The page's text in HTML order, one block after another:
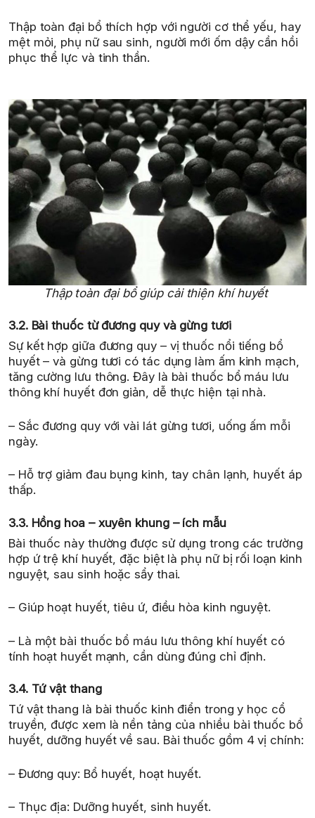
Thập toàn đại bổ thích hợp với người cơ thể yếu, hay
mệt mỏi, phụ nữ sau sinh, người mới ốm dậy cần hồi
phục thể lực và tinh thần.
Thập toàn đại bổ giúp cải thiện khí huyết
3.2. Bài thuốc từ đương quy và gừng tươi
Sự kết hợp giữa đương quy – vị thuốc nổi tiếng bổ
huyết – và gừng tươi có tác dụng làm ấm kinh mạch,
tăng cường lưu thông. Đây là bài thuốc bổ máu lưu
thông khí huyết đơn giản, dễ thực hiện tại nhà.
– Sắc đương quy với vài lát gừng tươi, uống ấm mỗi
ngày.
– Hỗ trợ giảm đau bụng kinh, tay chân lạnh, huyết áp
thấp.
3.3. Hồng hoa – xuyên khung – ích mẫu
Bài thuốc này thường được sử dụng trong các trường
hợp ứ trệ khí huyết, đặc biệt là phụ nữ bị rối loạn kinh
nguyệt, sau sinh hoặc sẩy thai.
– Giúp hoạt huyết, tiêu ứ, điều hòa kinh nguyệt.
– Là một bài thuốc bổ máu lưu thông khí huyết có
tính hoạt huyết mạnh, cần dùng đúng chỉ định.
3.4. Tứ vật thang
Tứ vật thang là bài thuốc kinh điển trong y học cổ
truyền, được xem là nền tảng của nhiều bài thuốc bổ
huyết, dưỡng huyết về sau. Bài thuốc gồm 4 vị chính:
– Đương quy: Bổ huyết, hoạt huyết.
– Thục địa: Dưỡng huyết, sinh huyết.